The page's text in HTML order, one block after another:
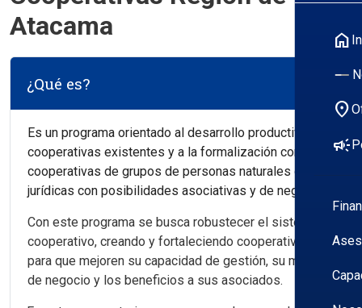
home
location_on
campaign
Atacama
¿Qué es?
Es un programa orientado al desarrollo productivo de
cooperativas existentes y a la formalización como
cooperativas de grupos de personas naturales o
jurídicas con posibilidades asociativas y de negocio.
Con este programa se busca robustecer el sistema
cooperativo, creando y fortaleciendo cooperativas
para que mejoren su capacidad de gestión, su modelo
de negocio y los beneficios a sus asociados.